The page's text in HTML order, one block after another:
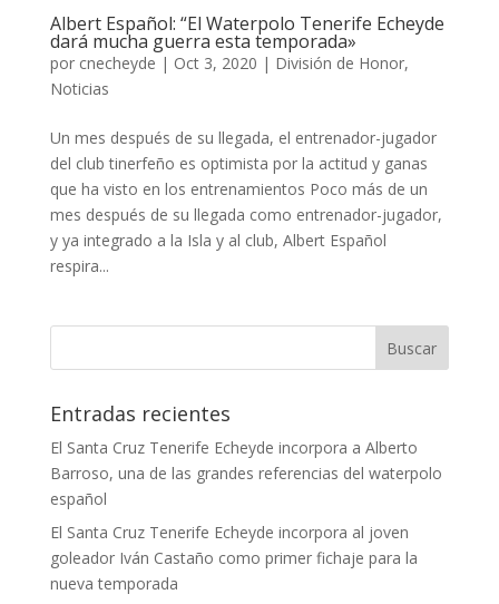
Albert Español: “El Waterpolo Tenerife Echeyde
dará mucha guerra esta temporada»
por cnecheyde | Oct 3, 2020 | División de Honor,
Noticias
Un mes después de su llegada, el entrenador-jugador
del club tinerfeño es optimista por la actitud y ganas
que ha visto en los entrenamientos Poco más de un
mes después de su llegada como entrenador-jugador,
y ya integrado a la Isla y al club, Albert Español
respira...
Entradas recientes
El Santa Cruz Tenerife Echeyde incorpora a Alberto
Barroso, una de las grandes referencias del waterpolo
español
El Santa Cruz Tenerife Echeyde incorpora al joven
goleador Iván Castaño como primer fichaje para la
nueva temporada